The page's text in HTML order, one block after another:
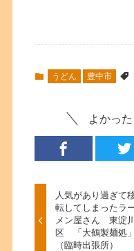
うどん 豊中市
よかっ
人気があり過ぎて
転してしまったラ
メン屋さん 東淀川
区 「大鶴製麺処」
（臨時出張所）